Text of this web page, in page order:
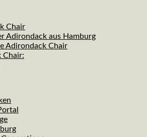
Chair
Adirondack aus Hamburg
Adirondack Chair
Chair: